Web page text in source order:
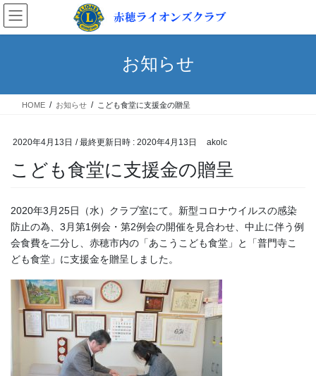
コ
ン
テ
ス
ナ
ビ
ゲ
ン
お知らせ
HOME お知らせ こども食堂に支援金の贈呈
2020年4月13日 / 最終更新日時 : 2020年4月13日 akolc
こども食堂に支援金の贈呈
2020年3月25日（水）クラブ室にて。新型コロナウイルスの感染
防止の為、3月第1例会・第2例会の開催を見合わせ、中止に伴う例
会食費を二分し、赤穂市内の「あこうこども食堂」と「普門寺こ
ども食堂」に支援金を贈呈しました。